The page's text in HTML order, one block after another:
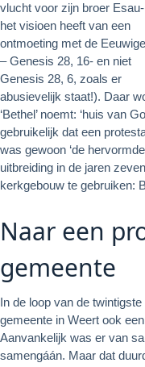
vlucht voor zijn broer Esau-
het visioen heeft van een
ontmoeting met de Eeuwige
– Genesis 28, 16- en niet
Genesis 28, 6, zoals er
abusievelijk staat!). Daar
‘Bethel’ noemt: ‘huis van
gebruikelijk dat een
was gewoon ‘de
uitbreiding in de jaren
kerkgebouw te gebruiken:
Naar een
gemeente
In de loop van de
gemeente in Weert ook
Aanvankelijk was er van
samengáán. Maar dat